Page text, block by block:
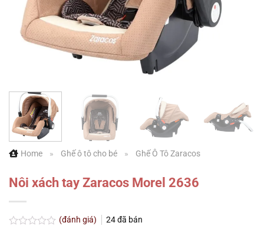
Home » Ghế ô tô cho bé » Ghế Ô Tô Zaracos
Nôi xách tay Zaracos Morel 2636
(đánh giá) 24đã bán